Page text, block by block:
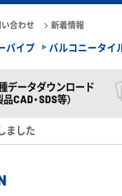
合わせ 新着情報
パイプ バルコニータイ
データダウンロード
品CAD・SDS等）
ました